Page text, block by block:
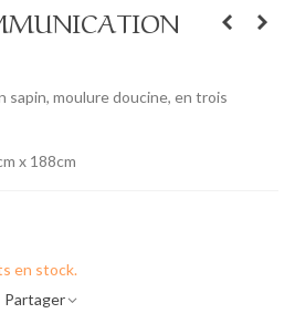
sapin, moulure doucine, en trois
x 188cm
en stock.
Partager